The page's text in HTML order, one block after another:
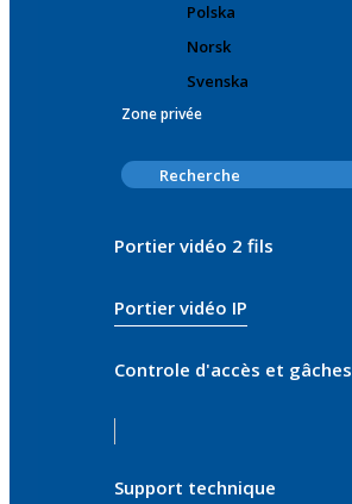
Polska
Norsk
Svenska
Zone privée
Portier vidéo 2 fils
Portier vidéo IP
Controle d'accès et gâches
Support technique